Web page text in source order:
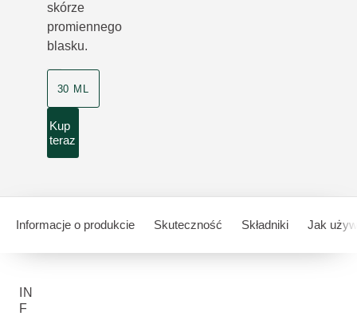
skórze
promiennego
blasku.
30 ML
Kup
teraz
Informacje o produkcie Skuteczność Składniki Jak
IN
F